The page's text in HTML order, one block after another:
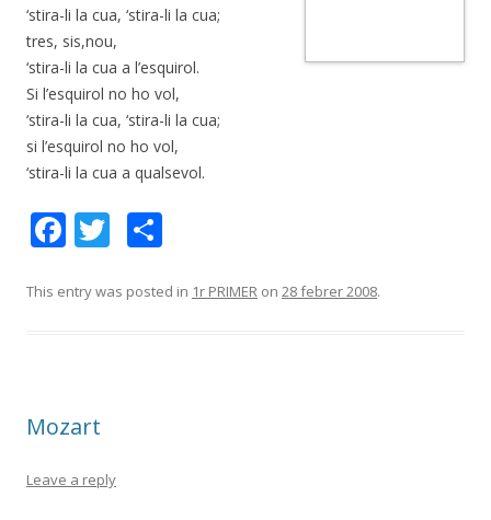
‘stira-li la cua, ‘stira-li la cua;
tres, sis,nou,
‘stira-li la cua a l’esquirol.
Si l’esquirol no ho vol,
‘stira-li la cua, ‘stira-li la cua;
si l’esquirol no ho vol,
‘stira-li la cua a qualsevol.
F
e
k
T
itt m
This entry was posted in 1r PRIMER on 28 febrer 2008.
Mozart
Leave a reply